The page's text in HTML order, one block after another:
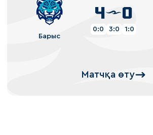
Барыс
4 0
0:0 3:0
1:0
Матчқа өту